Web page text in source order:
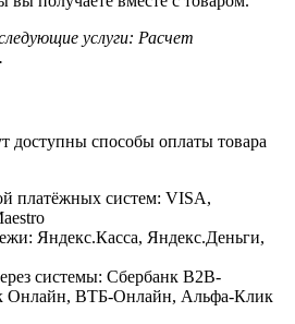
услуги: Расчет
доступны способы оплаты товара
платёжных систем: VISA,
Яндекс.Касса, Яндекс.Деньги,
системы: Сбербанк B2B-
Онлайн, ВТБ-Онлайн, Альфа-Клик